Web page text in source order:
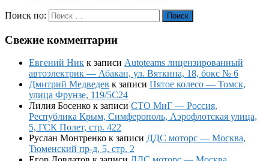
Поиск по: Поиск
Свежие комментарии
Евгений Ник к записи Autoteams лицензированный
автоэлектрик — Абакан, ул. Вяткина, 18, бокс № 6
Дмитрий Медведев к записи Пятое колесо — Томск,
улица Фрунзе, 119/5С24
Лилия Босенко к записи СТО МиГ — Россия,
Республика Крым, Симферополь, Аэрофлотская улица,
5, ГСК Полет, стр. 422
Руслан Монтренко к записи ДДС моторс — Москва,
Тюменский пр-д, 5, стр. 2